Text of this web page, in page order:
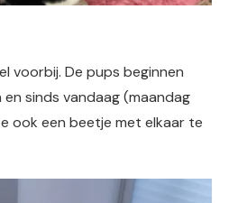
voorbij. De pups beginnen
sinds vandaag (maandag
ook een beetje met elkaar te